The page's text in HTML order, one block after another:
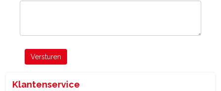
Versturen
Klantenservice